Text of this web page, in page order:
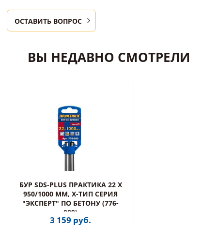
ОСТАВИТЬ ВОПРОС
ВЫ НЕДАВНО СМОТРЕЛИ
БУР SDS-PLUS ПРАКТИКА 22 Х
950/1000 ММ, Х-ТИП СЕРИЯ
"ЭКСПЕРТ" ПО БЕТОНУ (776-
089)
3 159 руб.